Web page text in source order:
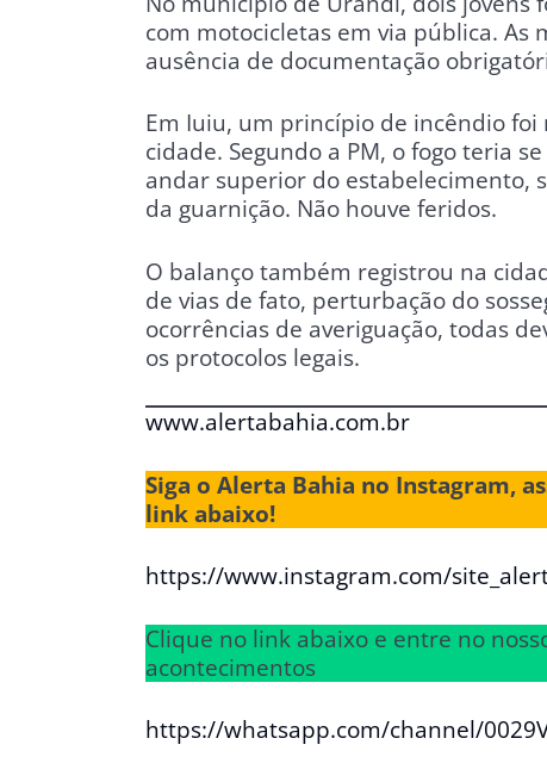
com motocicletas em via pública.
ausência de documentação
Em Iuiu, um princípio de incêndio
cidade. Segundo a PM, o fogo teria
andar superior do estabelecimento,
da guarnição. Não houve feridos.
O balanço também registrou na
de vias de fato, perturbação do
ocorrências de averiguação, todas
os protocolos legais.
www.alertabahia.com.br
Siga o Alerta Bahia no Instagram,
link abaixo!
https://www.instagram.com/
Clique no link abaixo e entre no
acontecimentos
https://whatsapp.com/channel/